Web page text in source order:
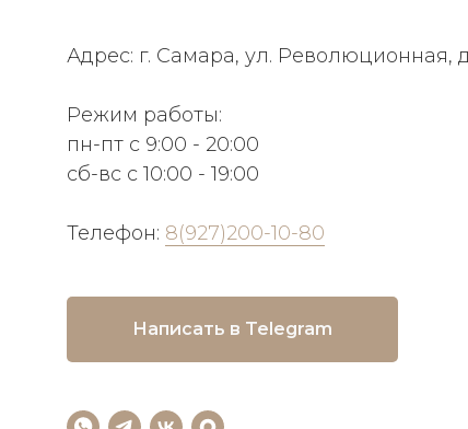
Адрес: г. Самара, ул. Революционная,
Режим работы:
пн-пт с 9:00 - 20:00
сб-вс с 10:00 - 19:00
Телефон: 8(927)200-10-80
Написать в Telegram